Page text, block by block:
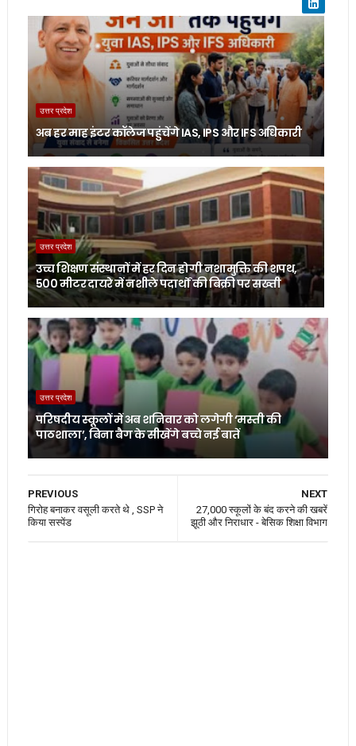
उत्तर प्रदेश
अब हर माह इंटर कॉलेज पहुंचेंगे IAS, IPS और IFS अधिकारी
उत्तर प्रदेश
उच्च शिक्षण संस्थानों में हर दिन होगी नशामुक्ति की शपथ,
500 मीटर दायरे में नशीले पदार्थों की बिक्री पर सख्ती
उत्तर प्रदेश
परिषदीय स्कूलों में अब शनिवार को लगेगी ‘मस्ती की
पाठशाला’, बिना बैग के सीखेंगे बच्चे नई बातें
NEXT
27,000 स्कूलों के बंद करने की खबरें
झूठी और निराधार - बेसिक शिक्षा विभाग
PREVIOUS
गिरोह बनाकर वसूली करते थे , SSP ने
किया सस्पेंड